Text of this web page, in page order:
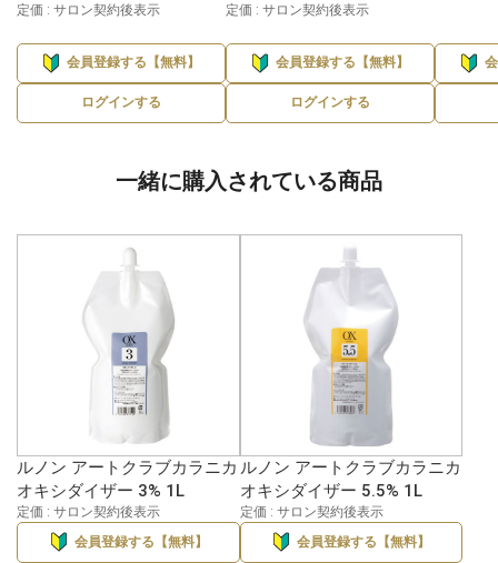
定価 : サロン契約後表示
会員登録する【無料】
ログインする
定価 : サロン契約後表示
会員登録する【無料】
ログインする
一緒に購入されている商品
ルノン アートクラブカラニカ
オキシダイザー 3% 1L
定価 : サロン契約後表示
会員登録する【無料】
ルノン アートクラブカラニカ
オキシダイザー 5.5% 1L
定価 : サロン契約後表示
会員登録する【無料】